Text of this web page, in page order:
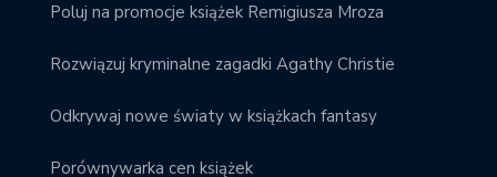
Poluj na promocje książek Remigiusza Mroza
Rozwiązuj kryminalne zagadki Agathy Christie
Odkrywaj nowe światy w książkach fantasy
Porównywarka cen książek